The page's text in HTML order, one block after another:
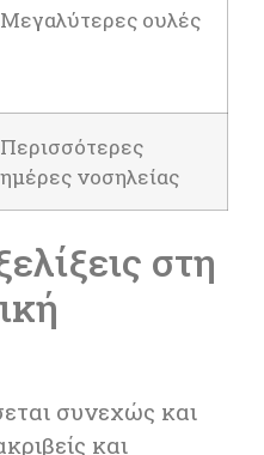
Μεγαλύτερες ουλές
Περισσότερες
ημέρες νοσηλείας
στη
συνεχώς και
και